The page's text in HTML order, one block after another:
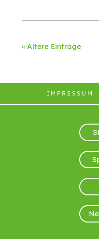
« Ältere Einträge
IMPRESSUM